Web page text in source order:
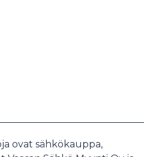
ovat sähkökauppa,